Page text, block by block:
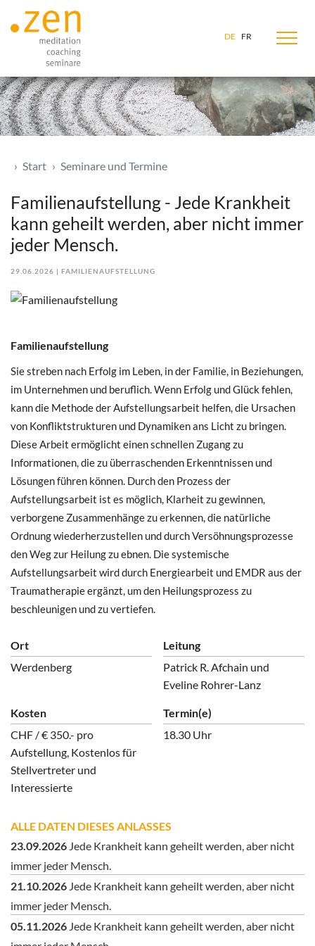
Zum Inhalt springen
DE FR
Start Seminare und Termine
Familienaufstellung - Jede Krankheit
kann geheilt werden, aber nicht immer
jeder Mensch.
29.06.2026 | FAMILIENAUFSTELLUNG
Familienaufstellung
Sie streben nach Erfolg im Leben, in der Familie, in Beziehungen,
im Unternehmen und beruflich. Wenn Erfolg und Glück fehlen,
kann die Methode der Aufstellungsarbeit helfen, die Ursachen
von Konfliktstrukturen und Dynamiken ans Licht zu bringen.
Diese Arbeit ermöglicht einen schnellen Zugang zu
Informationen, die zu überraschenden Erkenntnissen und
Lösungen führen können. Durch den Prozess der
Aufstellungsarbeit ist es möglich, Klarheit zu gewinnen,
verborgene Zusammenhänge zu erkennen, die natürliche
Ordnung wiederherzustellen und durch Versöhnungsprozesse
den Weg zur Heilung zu ebnen. Die systemische
Aufstellungsarbeit wird durch Energiearbeit und EMDR aus der
Traumatherapie ergänzt, um den Heilungsprozess zu
beschleunigen und zu vertiefen.
Ort
Werdenberg
Leitung
Patrick R. Afchain und
Eveline Rohrer-Lanz
Kosten
CHF / € 350.- pro
Aufstellung, Kostenlos für
Stellvertreter und
Interessierte
Termin(e)
18.30 Uhr
ALLE DATEN DIESES ANLASSES
23.09.2026 Jede Krankheit kann geheilt werden, aber nicht
immer jeder Mensch.
21.10.2026 Jede Krankheit kann geheilt werden, aber nicht
immer jeder Mensch.
05.11.2026 Jede Krankheit kann geheilt werden, aber nicht